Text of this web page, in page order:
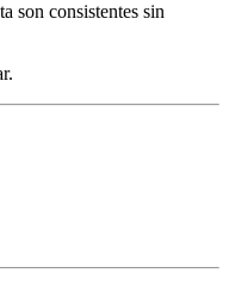
son consistentes sin